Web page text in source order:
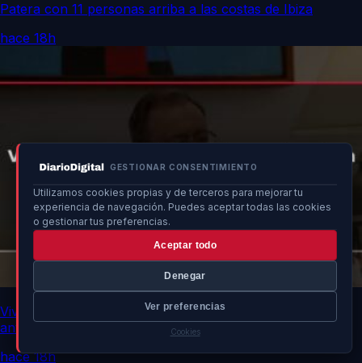
GESTIONAR CONSENTIMIENTO
Utilizamos cookies propias y de terceros para mejorar tu
experiencia de navegación. Puedes aceptar todas las cookies
o gestionar tus preferencias.
Aceptar todo
Denegar
Ver preferencias
Cookies
Patera con 11 personas arriba a las costas de Ibiza
hace 18h
Vivas urge a la UE fortalecer frontera por vulnerabilidad
ante Marruecos
hace 18h